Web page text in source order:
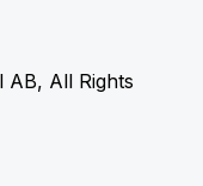
AB, All Rights